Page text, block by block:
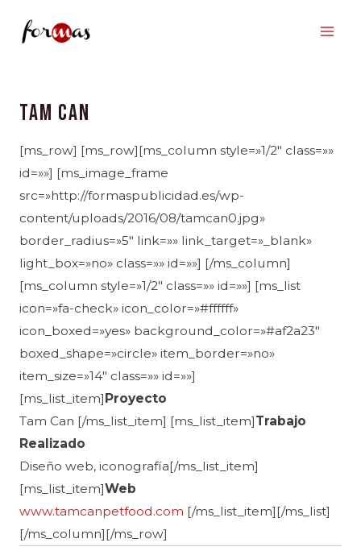
TAM CAN
[ms_row] [ms_row][ms_column style=»1/2″ class=»»
id=»»] [ms_image_frame
src=»http://formaspublicidad.es/wp-
content/uploads/2016/08/tamcan0.jpg»
border_radius=»5″ link=»» link_target=»_blank»
light_box=»no» class=»» id=»»] [/ms_column]
[ms_column style=»1/2″ class=»» id=»»] [ms_list
icon=»fa-check» icon_color=»#ffffff»
icon_boxed=»yes» background_color=»#af2a23″
boxed_shape=»circle» item_border=»no»
item_size=»14″ class=»» id=»»]
[ms_list_item]Proyecto
Tam Can [/ms_list_item] [ms_list_item]Trabajo
Realizado
Diseño web, iconografía[/ms_list_item]
[ms_list_item]Web
www.tamcanpetfood.com [/ms_list_item][/ms_list]
[/ms_column][/ms_row]